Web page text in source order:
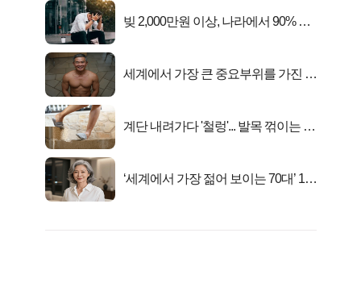
빚 2,000만원 이상, 나라에서 90% 갚
세계에서 가장 큰 중요부위를 가진 남
계단 내려가다 '철렁'... 발목 꺾이는 이
‘세계에서 가장 젊어 보이는 70대’ 1위